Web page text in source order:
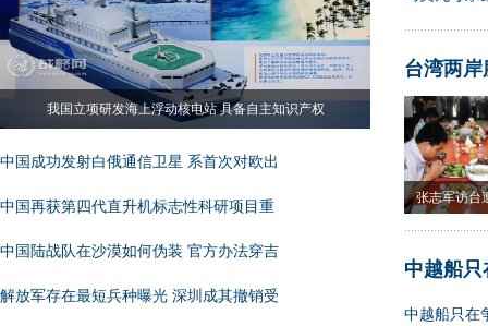
我国立项研发海上浮动核电站 具备自主知识产权
中国成功发射白俄通信卫星 系首次对欧出
中国再获第四代直升机标志性科研项目重
中国陆战队在沙漠如何伪装 官方办法穿吉
解放军存在最短兵种曝光 深圳成其撤销受
台湾两
张志军访台
果
中越船
中越船只在